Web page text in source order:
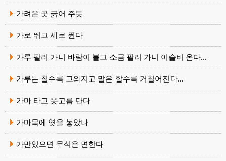
가려운 곳 긁어 주듯
가로 뛰고 세로 뛴다
가루 팔러 가니 바람이 불고 소금 팔러 가니 이슬비 온다...
가루는 칠수록 고와지고 말은 할수록 거칠어진다...
가마 타고 옷고름 단다
가마목에 엿을 놓았나
가만있으면 무식은 면한다